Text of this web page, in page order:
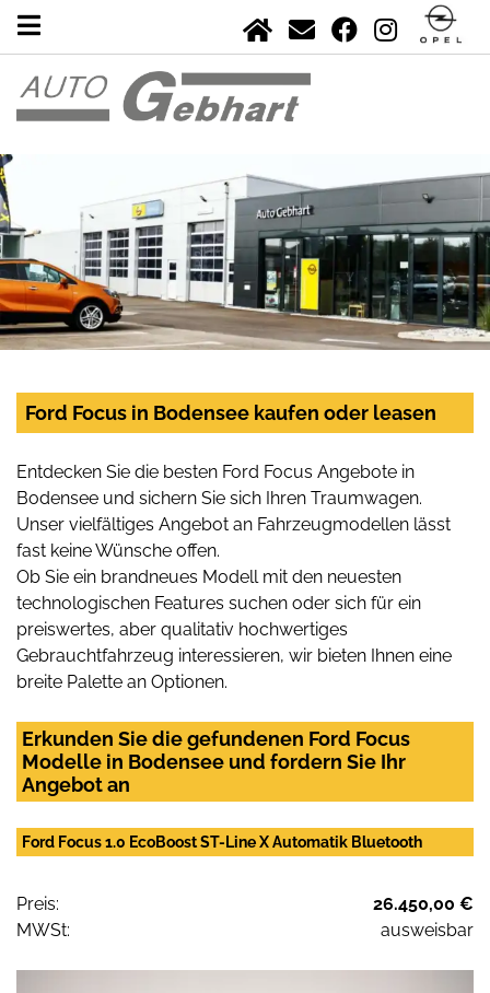
Ford Focus in Bodensee kaufen oder leasen
Entdecken Sie die besten Ford Focus Angebote in
Bodensee und sichern Sie sich Ihren Traumwagen.
Unser vielfältiges Angebot an Fahrzeugmodellen lässt
fast keine Wünsche offen.
Ob Sie ein brandneues Modell mit den neuesten
technologischen Features suchen oder sich für ein
preiswertes, aber qualitativ hochwertiges
Gebrauchtfahrzeug interessieren, wir bieten Ihnen eine
breite Palette an Optionen.
Erkunden Sie die gefundenen Ford Focus
Modelle in Bodensee und fordern Sie Ihr
Angebot an
Ford Focus 1.0 EcoBoost ST-Line X Automatik Bluetooth
Preis:
26.450,00 €
MWSt:
ausweisbar